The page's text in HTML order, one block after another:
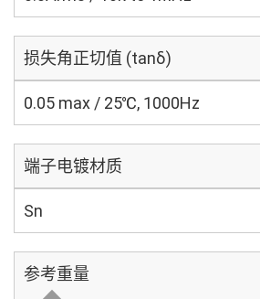
损失角正切值 (tanδ)
0.05 max / 25℃, 1000Hz
端子电镀材质
Sn
参考重量